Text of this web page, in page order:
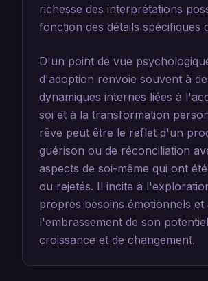
richesse des interprétations
fonction des détails spécifiques
D'un point de vue
d'adoption renvoie souvent à
dynamiques internes liées à
soi et à la transformation
rêve peut être le reflet d'un
guérison ou de réconciliation
aspects de soi-même qui ont
ou rejetés. Il incite à
propres besoins émotionnels et
l'embrassement de son
croissance et de changement.